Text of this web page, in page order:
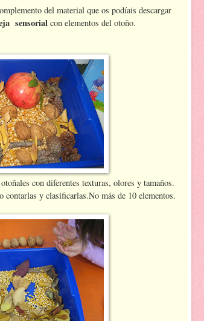
del material que os podíais descargar
sensorial con elementos del otoño.
con diferentes texturas, olores y tamaños.
contarlas y clasificarlas.No más de 10 elementos.